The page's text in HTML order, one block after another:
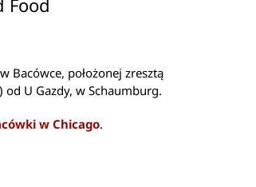
Bacówce, położonej zresztą
U Gazdy, w Schaumburg.
w Chicago.